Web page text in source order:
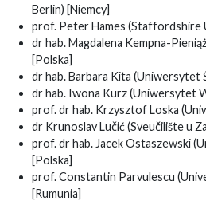
Berlin) [Niemcy]
prof. Peter Hames (Staffordshire
dr hab. Magdalena Kempna-
[Polska]
dr hab. Barbara Kita (Uniwersytet
dr hab. Iwona Kurz (Uniwersytet
prof. dr hab. Krzysztof Loska
dr Krunoslav Lučić (Sveučilište u
prof. dr hab. Jacek Ostaszewski
[Polska]
prof. Constantin Parvulescu
[Rumunia]